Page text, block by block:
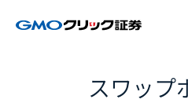
スワップ